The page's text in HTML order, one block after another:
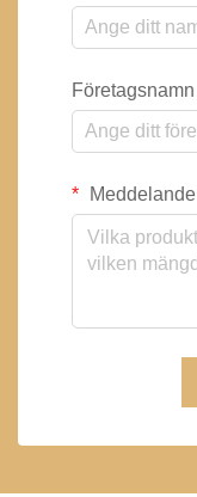
Företagsnamn
Meddelande